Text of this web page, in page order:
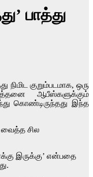
பாத்து
நிமிட குறும்படமாக, ஒரு
ஆபீஸ்களுக்கும்
கொண்டிருந்தது இந்த
வைத்த சில
இருக்கு’ என்பதை